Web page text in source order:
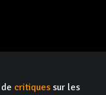
critiques sur les